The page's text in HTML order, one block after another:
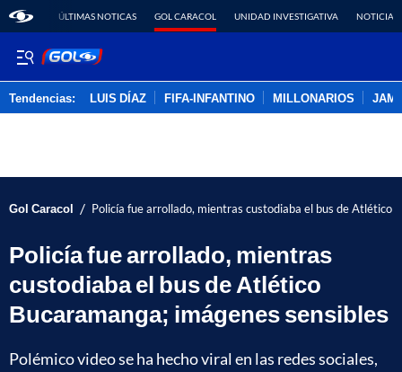
ÚLTIMAS NOTICAS GOL CARACOL UNIDAD INVESTIGATIVA NOTICIAS
Tendencias: LUIS DÍAZ FIFA-INFANTINO MILLONARIOS
Gol Caracol / Policía fue arrollado, mientras custodiaba el bus de Atlético
Policía fue arrollado, mientras
custodiaba el bus de Atlético
Bucaramanga; imágenes sensibles
Polémico video se ha hecho viral en las redes sociales,